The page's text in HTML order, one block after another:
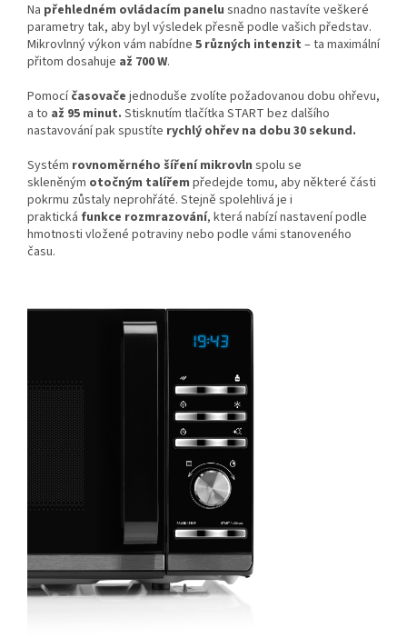
Na přehledném ovládacím panelu snadno nastavíte veškeré
parametry tak, aby byl výsledek přesně podle vašich představ.
Mikrovlnný výkon vám nabídne 5 různých intenzit – ta maximální
přitom dosahuje až 700 W.
Pomocí časovače jednoduše zvolíte požadovanou dobu ohřevu,
a to až 95 minut. Stisknutím tlačítka START bez dalšího
nastavování pak spustíte rychlý ohřev na dobu 30 sekund.
Systém rovnoměrného šíření mikrovln spolu se
skleněným otočným talířem předejde tomu, aby některé části
pokrmu zůstaly neprohřáté. Stejně spolehlivá je i
praktická funkce rozmrazování, která nabízí nastavení podle
hmotnosti vložené potraviny nebo podle vámi stanoveného
času.